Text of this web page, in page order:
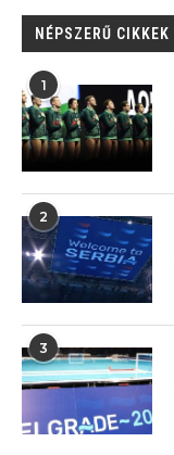
NÉPSZERŰ CIKKEK
1
2
3